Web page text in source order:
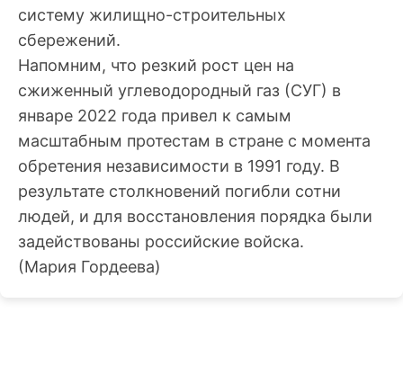
систему жилищно-строительных
сбережений.
Напомним, что резкий рост цен на
сжиженный углеводородный газ (СУГ) в
январе 2022 года привел к самым
масштабным протестам в стране с момента
обретения независимости в 1991 году. В
результате столкновений погибли сотни
людей, и для восстановления порядка были
задействованы российские войска.
(Мария Гордеева)